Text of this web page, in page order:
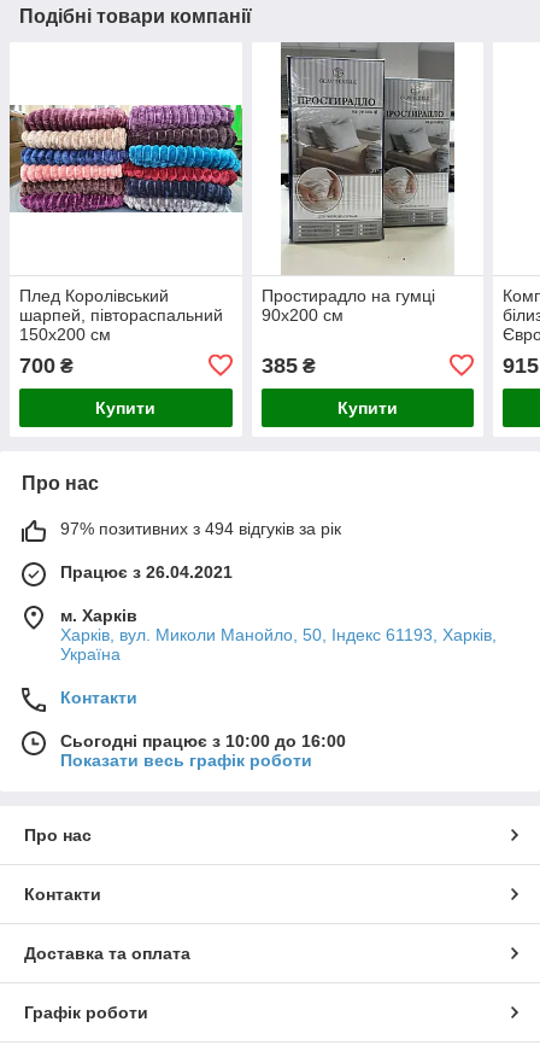
Подібні товари компанії
Плед Королівський
шарпей, півтораспальний
150х200 см
700 ₴
Купити
Простирадло на гумці
90х200 см
385₴
Купити
915
Про нас
97% позитивних з 494 відгуків за рік
Працює з 26.04.2021
м. Харків
Харків, вул. Миколи Манойло, 50, Індекс 61193, Харків,
Україна
Контакти
Сьогодні працює з 10:00 до 16:00
Показати весь графік роботи
Про нас
Контакти
Доставка та оплата
Графік роботи